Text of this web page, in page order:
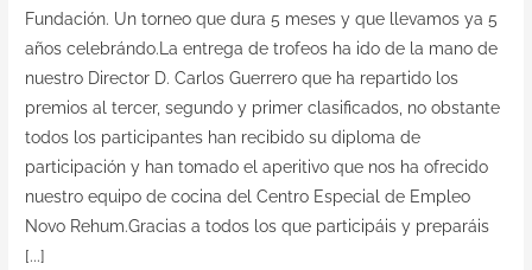
Fundación. Un torneo que dura 5 meses y que llevamos ya 5
años celebrándo.La entrega de trofeos ha ido de la mano de
nuestro Director D. Carlos Guerrero que ha repartido los
premios al tercer, segundo y primer clasificados, no obstante
todos los participantes han recibido su diploma de
participación y han tomado el aperitivo que nos ha ofrecido
nuestro equipo de cocina del Centro Especial de Empleo
Novo Rehum.Gracias a todos los que participáis y preparáis
[...]